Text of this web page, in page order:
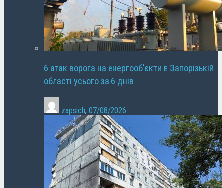
6 атак ворога на енергооб’єкти в Запорізькій
області усього за 6 днів
zapsich, 07/08/2026